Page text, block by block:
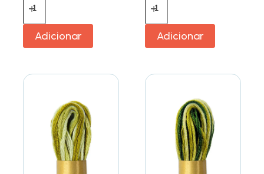
Adicionar Adicionar